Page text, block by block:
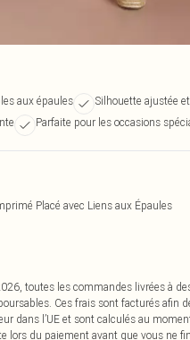
aux épaules Silhouette ajustée
Parfaite pour les occasions
Placé avec Liens aux Épaules
toutes les commandes livrées à
Ces frais sont facturés afin
dans l’UE et sont calculés au
lors du paiement avant que vous ne